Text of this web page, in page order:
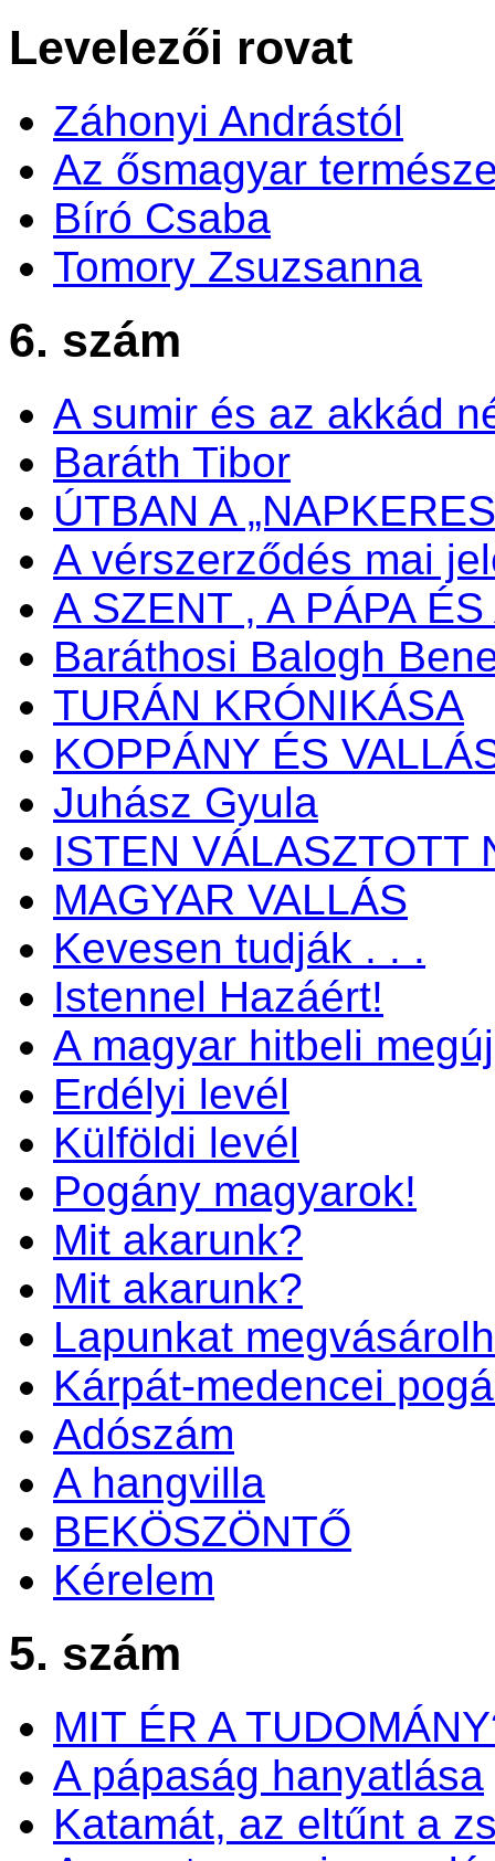
Levelezői rovat
Záhonyi Andrástól
Az ősmagyar
Bíró Csaba
Tomory Zsuzsanna
6. szám
A sumir és az akkád
Baráth Tibor
ÚTBAN A
A vérszerződés mai
A SZENT , A PÁPA
Baráthosi Balogh
TURÁN KRÓNIKÁSA
KOPPÁNY ÉS
Juhász Gyula
ISTEN VÁLASZTOTT
MAGYAR VALLÁS
Kevesen tudják . . .
Istennel Hazáért!
A magyar hitbeli
Erdélyi levél
Külföldi levél
Pogány magyarok!
Mit akarunk?
Mit akarunk?
Lapunkat
Kárpát-medencei
Adószám
A hangvilla
BEKÖSZÖNTŐ
Kérelem
5. szám
MIT ÉR A
A pápaság hanyatlása
Katamát, az eltűnt a